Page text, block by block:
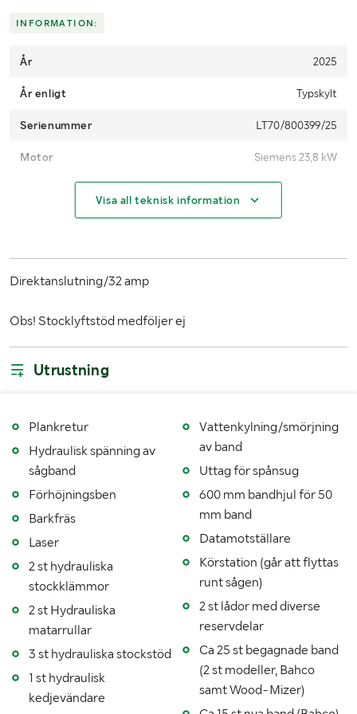
INFORMATION:
År 2025
År enligt Typskylt
Serienummer LT70/800399/25
Motor Siemens 23,8 kW
MÅTT OCH VIKT:
Bredd (m)
Övriga
Totallängd bord: ca 7,3 m Längd utmatningsband: ca
2,9 m Max Såglängd: 6 m Max diameter stock: ca
LASTHJÄLPSINFORMATION:
Lastmaskin
Visa all teknisk information
Direktanslutning/32 amp
Obs! Stocklyftstöd medföljer ej
Utrustning
Plankretur
Hydraulisk spänning av
sågband
Förhöjningsben
Barkfräs
Laser
2 st hydrauliska
stockklämmor
2 st Hydrauliska
matarrullar
3 st hydrauliska stockstöd
1 st hydraulisk
kedjevändare
Vattenkylning/smörjning
av band
Uttag för spånsug
600 mm bandhjul för 50
mm band
Datamotställare
Körstation (går att flyttas
runt sågen)
2 st lådor med diverse
reservdelar
Ca 25 st begagnade band
(2 st modeller, Bahco
samt Wood-Mizer)